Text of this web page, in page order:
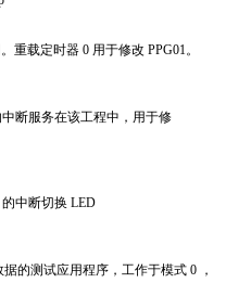
载定时器 0 用于修改 PPG01。
服务在该工程中，用于修
中断切换 LED
测试应用程序，工作于模式 0 ，